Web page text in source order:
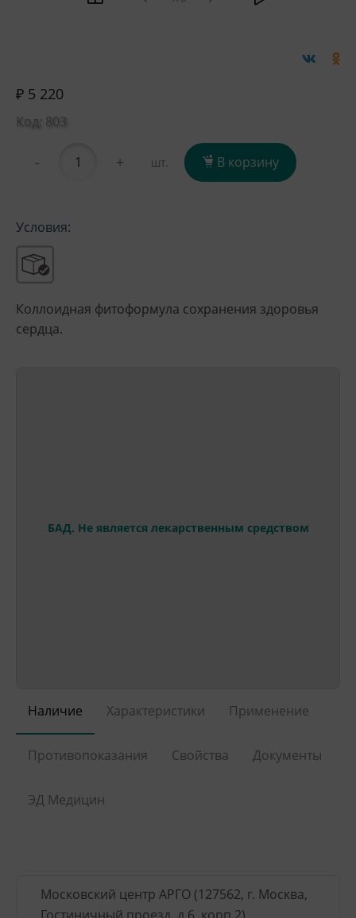
₽ 5 220
Код: 803
- + шт. В корзину
Условия:
Коллоидная фитоформула сохранения здоровья
сердца.
БАД. Не является лекарственным средством
Наличие Характеристики Применение
Противопоказания Свойства Документы
ЭД Медицин
Московский центр АРГО (127562, г. Москва,